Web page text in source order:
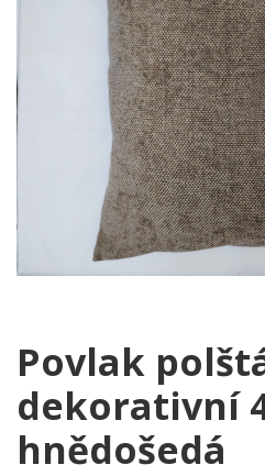
Povlak
dekorativní
hnědošedá